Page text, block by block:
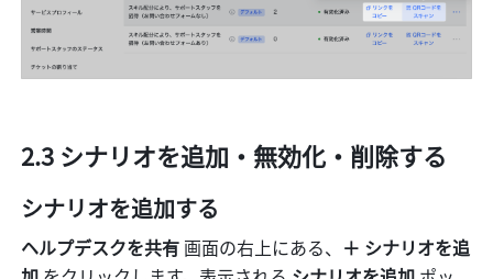
2.3 シナリオを追加・無効化・削除する
シナリオを追加する
ヘルプデスクを共有 画面の右上にある、 ＋ シナリオを追